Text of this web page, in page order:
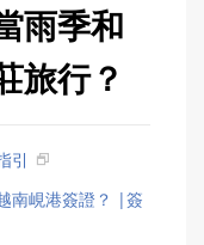
雨季和
旅行？
引
南峴港簽證？ |簽